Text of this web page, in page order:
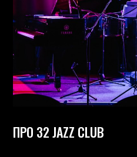
ПРО 32 JAZZ CLUB